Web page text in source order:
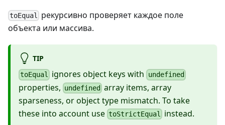
toEqual
рекурсивно проверяет каждое поле
объекта или массива.
TIP
toEqual ignores object keys with undefined
properties, undefined array items, array
sparseness, or object type mismatch. To take
these into account use toStrictEqual instead.